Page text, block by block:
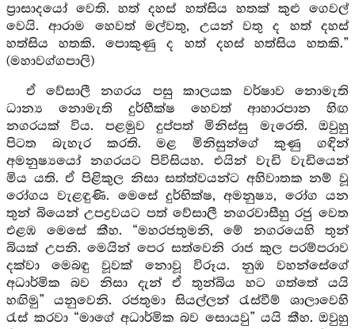
ප්‍රාසාදයෝ වෙති. හත් දහස් හත්සිය හතක් කුළු ගෙවල්
වෙයි. ආරාම හෙවත් මල්වතු, උයන් වතු ද හත් දහස්
හත්සිය හතකි. පොකුණු ද හත් දහස් හත්සිය හතකි.”
(මහාවග්ගපාලි)
ඒ වේසාලී නගරය පසු කාලයක වර්ෂාව නොමැති
ධාන්‍ය නොමැති දුර්භීක්ෂ හෙවත් ආහාරපාන හිඟ
නගරයක් විය. පළමුව දුප්පත් මිනිස්සු මැරෙති. ඔවුහු
පිටත බැහැර කරති. මළ මිනිසුන්ගේ කුණු ගඳින්
අමනුෂ්‍යයෝ නගරයට පිවිසියහ. එයින් වැඩි වැඩියෙන්
මිය යති. ඒ පිළිකුල නිසා සත්ත්වයන්ට අහිවාතක නම් වූ
රෝගය වැළඳුණි. මෙසේ දුර්භික්ෂ, අමනුෂ්‍ය, රෝග යන
තුන් බියෙන් උපද්‍රවයට පත් වේසාලී නගරවාසීහු රජු වෙත
එළඹ මෙසේ කීහ. “මහරජතුමනි, මේ නගරයෙහි තුන්
බියක් උපනි. මෙයින් පෙර සත්වෙනි රාජ කුල පරම්පරාව
දක්වා මෙබඳු වූවක් නොවූ විරූය. නුඹ වහන්සේගේ
අධාර්මික බව නිසා දැන් ඒ තුන්බිය හට ගත්තේ යයි
හඟිමු” යනුවෙනි. රජතුමා සියල්ලන් රැස්වීම් ශාලාවෙහි
රැස් කරවා “මාගේ අධාර්මික බව සොයවු” යයි කීහ. ඔවුහු